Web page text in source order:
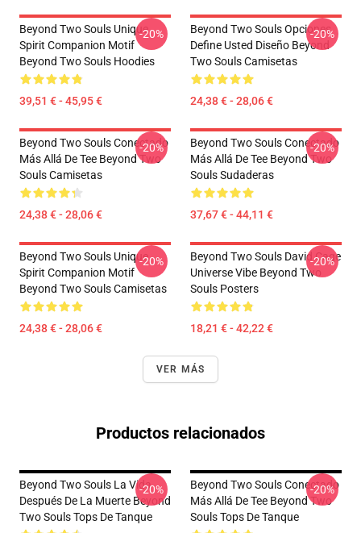
Beyond Two Souls Unique
Spirit Companion Motif
Beyond Two Souls Hoodies
39,51 € - 45,95 €
-20%
Beyond Two Souls Opciones
Define Usted Diseño Beyond
Two Souls Camisetas
24,38 € - 28,06 €
-20%
Beyond Two Souls Conectado
Más Allá De Tee Beyond Two
Souls Camisetas
24,38 € - 28,06 €
-20%
Beyond Two Souls Conectado
Más Allá De Tee Beyond Two
Souls Sudaderas
37,67 € - 44,11 €
-20%
Beyond Two Souls Unique
Spirit Companion Motif
Beyond Two Souls Camisetas
24,38 € - 28,06 €
-20%
Beyond Two Souls David Cage
Universe Vibe Beyond Two
Souls Posters
18,21 € - 42,22 €
-20%
VER MÁS
Productos relacionados
Beyond Two Souls La Vida
Después De La Muerte Beyond
Two Souls Tops De Tanque
-20%
Beyond Two Souls Conectado
Más Allá De Tee Beyond Two
Souls Tops De Tanque
-20%